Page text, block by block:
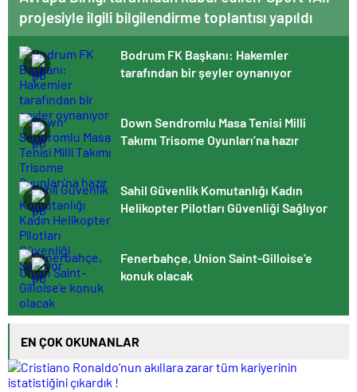
projesiyle ilgili bilgilendirme toplantısı yapıldı
Bodrum FK Başkanı: Hakemler
tarafından bir şeyler oynanıyor
Down Sendromlu Masa Tenisi Milli
Takımı Trisome Oyunları’na hazır
Sahil Güvenlik Komutanlığı Kadın
Helikopter Pilotları Güvenliği Sağlıyor
Fenerbahçe, Union Saint-Gilloise’e
konuk olacak
EN ÇOK OKUNANLAR